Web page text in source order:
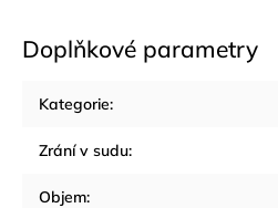
Doplňkové parametry
Kategorie:
Zrání v sudu:
Objem: